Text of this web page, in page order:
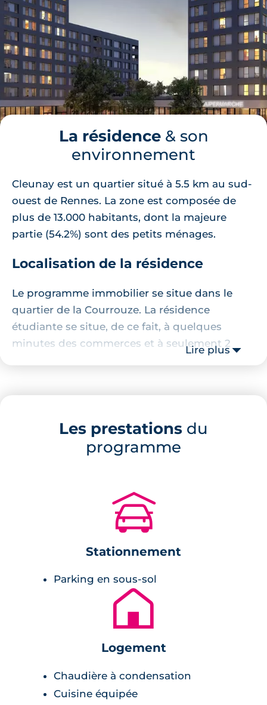
La résidence& son
environnement
Cleunay est un quartier situé à 5.5 km au sud-
ouest de Rennes. La zone est composée de
plus de 13.000 habitants, dont la majeure
partie (54.2%) sont des petits ménages.
Localisation de la résidence
Le programme immobilier se situe dans le
quartier de la Courrouze. La résidence
étudiante se situe, de ce fait, à quelques
minutes des commerces et à seulement 2
minutes de la station de métro de la ligne B.
Le projet immobilier se compose de 74
logements neufs et proposent des habitations
de type studios. Le complexe immobilier est
Prestations du bien neuf
revêtement stratifié,
volet roulant électrique,
cuisine équipée,
vidéohpone.
Lire plus
Les prestations du
programme
🚗
Stationnement
Parking en sous-sol
🏚
Logement
Chaudière à condensation
Cuisine équipée